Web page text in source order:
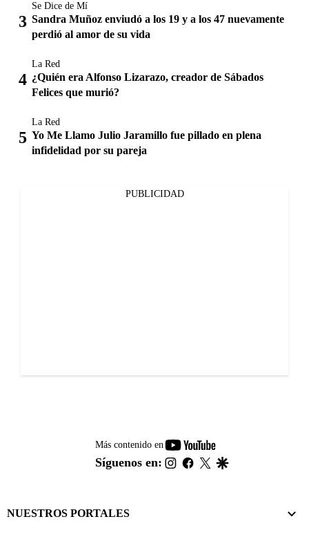
Se Dice de Mí
Sandra Muñoz enviudó a los 19 y a los 47 nuevamente
perdió al amor de su vida
La Red
¿Quién era Alfonso Lizarazo, creador de Sábados
Felices que murió?
La Red
Yo Me Llamo Julio Jaramillo fue pillado en plena
infidelidad por su pareja
PUBLICIDAD
Más contenido en
youtube-
footer
Síguenos en: instagram
facebook
twitter
NUESTROS PORTALES